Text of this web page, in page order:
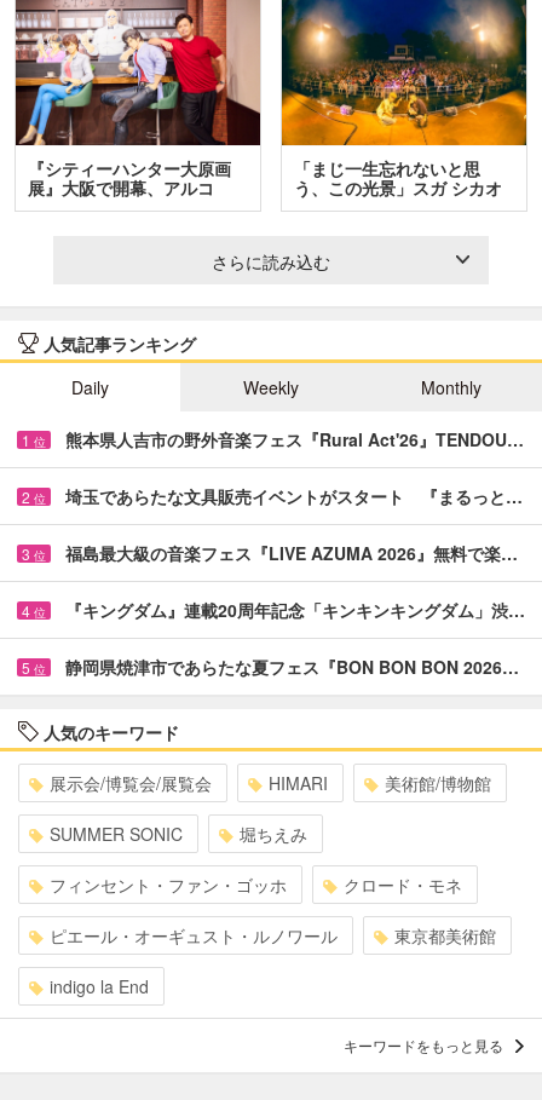
『シティーハンター大原画
展』大阪で開幕、アルコ
＆…
「まじ一生忘れないと思
う、この光景」スガ シカオ
と…
さらに読み込む
人気記事ランキング
Daily
Weekly Monthly
1 位 熊本県人吉市の野外音楽フェス『Rural Act'26』TENDOU…
2 位 埼玉であらたな文具販売イベントがスタート 『まるっと…
3 位 福島最大級の音楽フェス『LIVE AZUMA 2026』無料で楽…
4 位 『キングダム』連載20周年記念「キンキンキングダム」渋…
5 位 静岡県焼津市であらたな夏フェス『BON BON BON 2026…
人気のキーワード
展示会/博覧会/展覧会 HIMARI 美術館/博物館
SUMMER SONIC 堀ちえみ
フィンセント・ファン・ゴッホ クロード・モネ
ピエール・オーギュスト・ルノワール 東京都美術館
indigo la End
キーワードをもっと見る